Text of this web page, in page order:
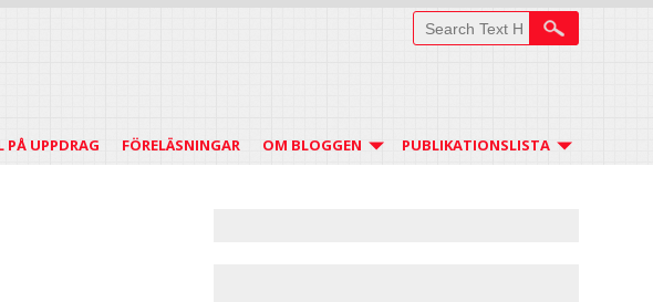
PÅ UPPDRAG FÖRELÄSNINGAR OM BLOGGEN PUBLIKATIONSLISTA